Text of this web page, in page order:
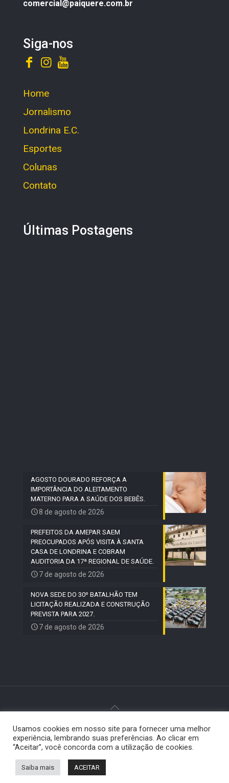
comercial@paiquere.com.br
Siga-nos
Home
Jornalismo
Londrina E.C.
Esportes
Colunas
Contato
Últimas Postagens
AGOSTO DOURADO REFORÇA A
IMPORTÂNCIA DO ALEITAMENTO
MATERNO PARA A SAÚDE DOS BEBÊS.
8 de agosto de 2026
PREFEITOS DA AMEPAR SAEM
PREOCUPADOS APÓS VISITA À SANTA
CASA DE LONDRINA E COBRAM
AUDITORIA DA 17ª REGIONAL DE SAÚDE.
7 de agosto de 2026
NOVA SEDE DO 30º BATALHÃO TEM
LICITAÇÃO REALIZADA E CONSTRUÇÃO
PREVISTA PARA 2027.
7 de agosto de 2026
© 2024 Paiquerê - Todos os direitos reservados |
Desenvolvido porElemento Visual .
Usamos cookies em nosso site para fornecer uma melhor
experiência, lembrando suas preferências. Ao clicar em
“Aceitar”, você concorda com a utilização de cookies.
Saiba mais ACEITAR